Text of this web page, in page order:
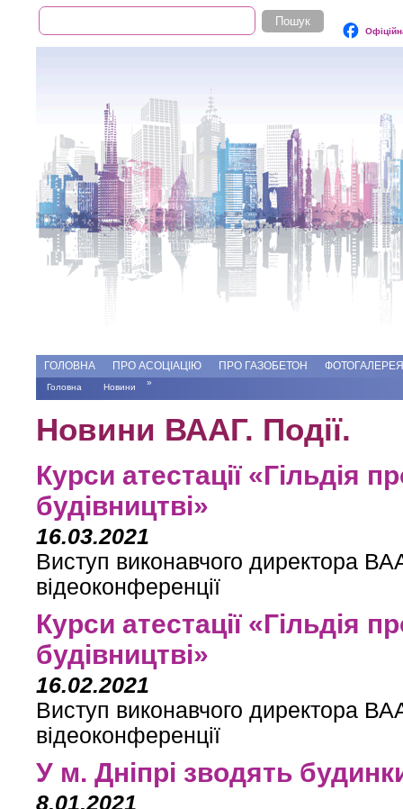
Пошукова форма
Пошук
ГОЛОВНА ПРО АСОЦІАЦІЮ ПРО ГАЗОБЕТОН ФОТОГАЛЕРЕЯ
Ви є тут
Головна »
Новини
Новини ВААГ. Події.
Курси атестації «Гільдія
будівництві»
16.03.2021
Виступ виконавчого директора
відеоконференції
Курси атестації «Гільдія
будівництві»
16.02.2021
Виступ виконавчого директора
відеоконференції
У м. Дніпрі зводять
8.01.2021